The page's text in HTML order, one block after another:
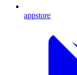
appstore